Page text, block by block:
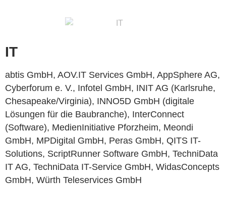
IT
abtis GmbH, AOV.IT Services GmbH, AppSphere AG,
Cyberforum e. V., Infotel GmbH, INIT AG (Karlsruhe,
Chesapeake/Virginia), INNO5D GmbH (digitale
Lösungen für die Baubranche), InterConnect
(Software), MedienInitiative Pforzheim, Meondi
GmbH, MPDigital GmbH, Peras GmbH, QITS IT-
Solutions, ScriptRunner Software GmbH, TechniData
IT AG, TechniData IT-Service GmbH, WidasConcepts
GmbH, Würth Teleservices GmbH